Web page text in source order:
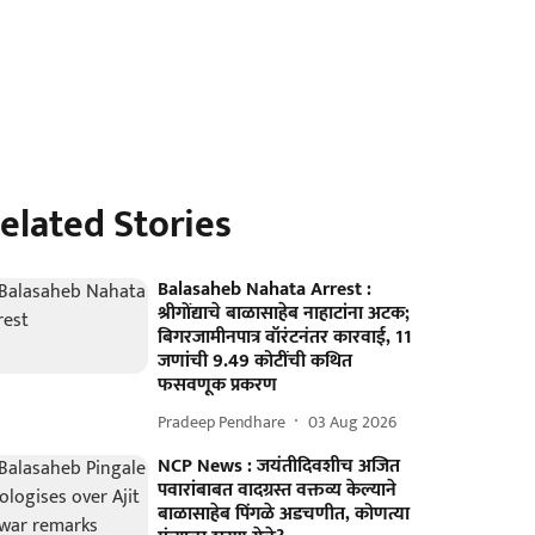
Stories
Balasaheb Nahata Arrest :
श्रीगोंद्याचे बाळासाहेब नाहाटांना अटक;
बिगरजामीनपात्र वॉरंटनंतर कारवाई, 11
जणांची 9.49 कोटींची कथित
फसवणूक प्रकरण
Pradeep Pendhare 03 Aug 2026
NCP News : जयंतीदिवशीच अजित
पवारांबाबत वादग्रस्त वक्तव्य केल्याने
बाळासाहेब पिंगळे अडचणीत, कोणत्या